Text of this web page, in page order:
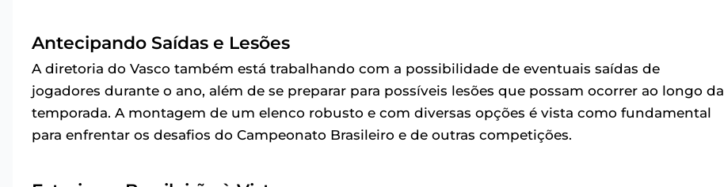
Antecipando Saídas e Lesões
A diretoria do Vasco também está trabalhando com a possibilidade de eventuais saídas de
jogadores durante o ano, além de se preparar para possíveis lesões que possam ocorrer ao longo da
temporada. A montagem de um elenco robusto e com diversas opções é vista como fundamental
para enfrentar os desafios do Campeonato Brasileiro e de outras competições.